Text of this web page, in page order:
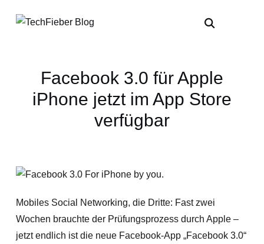
Facebook 3.0 für Apple
iPhone jetzt im App Store
verfügbar
Mobiles Social Networking, die Dritte: Fast zwei
Wochen brauchte der Prüfungsprozess durch Apple –
jetzt endlich ist die neue Facebook-App „Facebook 3.0“